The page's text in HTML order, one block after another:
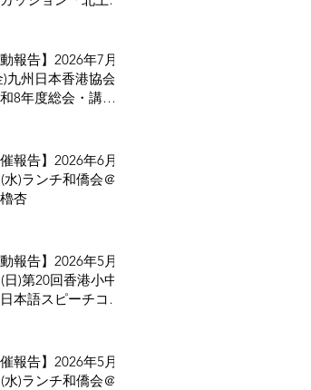
が考えるべきこと
動報告】2026年7月3
)九州日本香港協会
和8年度総会・講演
催報告】2026年6月
水)ランチ和僑会＠
杏
動報告】2026年5月
日)第20回香港小中
本語スピーチコン
催報告】2026年5月
水)ランチ和僑会＠